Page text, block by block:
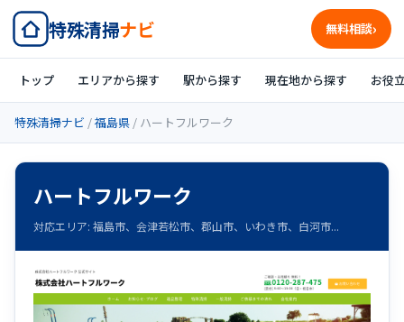
特殊清掃ナビ 無料相談
トップ エリアから探す 駅から探す 現在地から探す お役
特殊清掃ナビ /福島県 / ハートフルワーク
ハートフルワーク
対応エリア: 福島市、会津若松市、郡山市、いわき市、白河市...